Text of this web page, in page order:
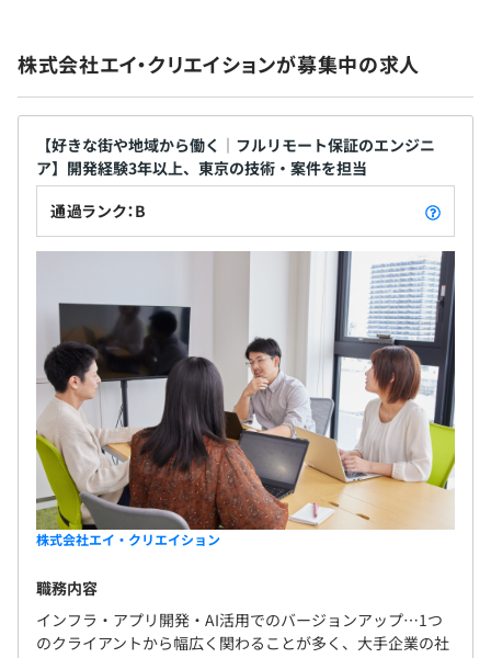
株式会社エイ・クリエイションが募集中の求人
【好きな街や地域から働く│フルリモート保証のエンジニ
ア】開発経験3年以上、東京の技術・案件を担当
通過ランク：B
株式会社エイ・クリエイション
職務内容
インフラ・アプリ開発・AI活用でのバージョンアップ…1つ
のクライアントから幅広く関わることが多く、大手企業の社